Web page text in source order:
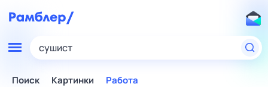
сушист
Поиск Картинки Работа